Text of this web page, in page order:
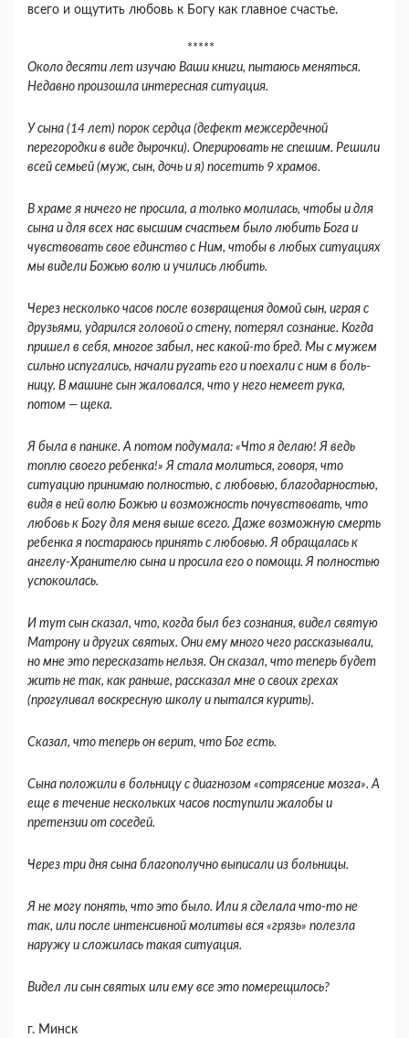
всего и ощутить любовь к Богу как главное счастье.
*****
Около десяти лет изучаю Ваши книги, пыта­юсь меняться.
Недавно произошла интересная ситуация.
У сына (14 лет) порок сердца (дефект межсердечной
перегородки в виде дырочки). Оперировать не спешим. Решили
всей семьей (муж, сын, дочь и я) посетить 9 храмов.
В храме я ничего не просила, а только моли­лась, чтобы и для
сына и для всех нас высшим счастьем было любить Бога и
чувствовать свое единство с Ним, чтобы в любых ситуациях
мы видели Божью волю и учились любить.
Через несколько часов после возвращения домой сын, играя с
друзьями, ударился головой о стену, потерял сознание. Когда
пришел в себя, многое за­был, нес какой-то бред. Мы с мужем
сильно испу­гались, начали ругать его и поехали с ним в боль­
ницу. В машине сын жаловался, что у него немеет рука,
потом — щека.
Я была в панике. А потом подумала: «Что я делаю! Я ведь
топлю своего ре­бенка!» Я стала молиться, говоря, что
ситуацию принимаю полностью, с любовью, благодарно­стью,
видя в ней волю Божью и возможность по­чувствовать, что
любовь к Богу для меня выше всего. Даже возможную смерть
ребенка я поста­раюсь принять с любовью. Я обращалась к
ангелу-Хранителю сына и просила его о помощи. Я полностью
успокоилась.
И тут сын сказал, что, когда был без сознания, видел святую
Мат­рону и других святых. Они ему много чего расска­зывали,
но мне это пересказать нельзя. Он ска­зал, что теперь будет
жить не так, как раньше, рассказал мне о своих грехах
(прогуливал воскрес­ную школу и пытался курить).
Сказал, что те­перь он верит, что Бог есть.
Сына положили в больницу с диагнозом «сотря­сение мозга». А
еще в течение нескольких часов поступили жалобы и
претензии от соседей.
Через три дня сына благополучно выписали из больницы.
Я не могу понять, что это было. Или я сделала что-то не
так, или после интенсивной молитвы вся «грязь» полезла
наружу и сложилась такая си­туация.
Видел ли сын святых или ему все это помере­щилось?
г. Минск